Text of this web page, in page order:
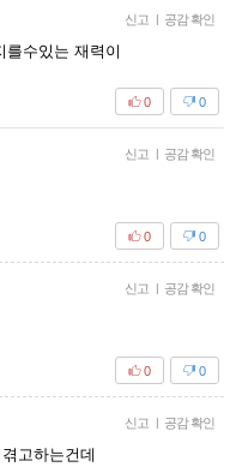
신고 | 공감 확인
를수있는 재력이
0
0
신고 | 공감 확인
0
0
신고 | 공감 확인
0
0
신고 | 공감 확인
고하는건데